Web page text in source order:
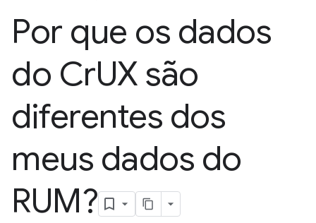
Por que os dados
do CrUX são
diferentes dos
meus dados do
RUM?